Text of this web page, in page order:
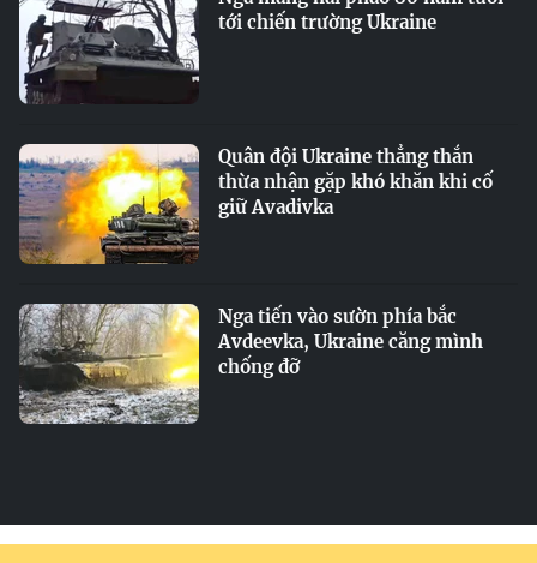
tới chiến trường Ukraine
Quân đội Ukraine thẳng thắn
thừa nhận gặp khó khăn khi cố
giữ Avadivka
Nga tiến vào sườn phía bắc
Avdeevka, Ukraine căng mình
chống đỡ